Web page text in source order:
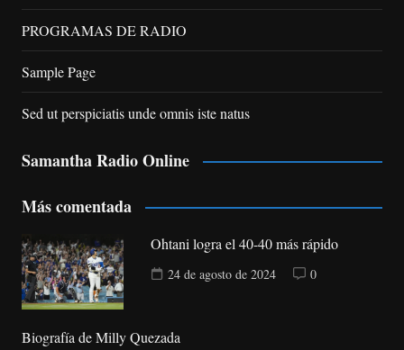
PROGRAMAS DE RADIO
Sample Page
Sed ut perspiciatis unde omnis iste natus
Samantha Radio Online
Más comentada
Ohtani logra el 40-40 más rápido
24 de agosto de 2024 0
Biografía de Milly Quezada